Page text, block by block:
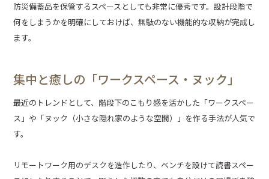
防災備蓄品を保管するスペースとしても非常に優秀です。設計段階で
何をしまうかを明確にしておけば、無駄のない機能的な収納が完成し
ます。
集中と癒しの「ワークスペース・ヌック」
最近のトレンドとして、階段下のこもり感を活かした「ワークスペー
ス」や「ヌック（小さな隠れ家のような空間）」を作る手法が人気で
す。
リモートワーク用のデスクを造作したり、ベンチを設けて読書スペー